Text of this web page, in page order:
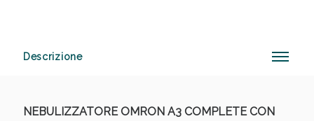
Descrizione
NEBULIZZATORE OMRON A3 COMPLETE CON